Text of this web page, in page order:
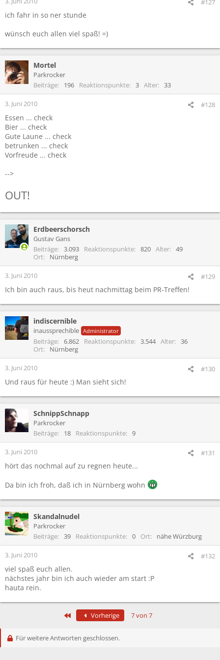
ich fahr in so ner stunde
wünsch euch allen viel spaß! =)
Mortel
Parkrocker
Beiträge
196 Reaktionspunkte 3 Alter 33
3. Juni 2010 #128
Essen ... check
Bier ... check
Gute Laune ... check
betrunken ... check
Vorfreude ... check
-->
OUT!
Erdbeerschorsch
Gustav Gans
Beiträge
3.093 Reaktionspunkte 820 Alter
49
Ort
Nürnberg
3. Juni 2010 #129
Ich bin auch raus, bis heut nachmittag beim PR-Treffen!
indiscernible
inaussprechible Administrator
Beiträge 6.862 Reaktionspunkte 3.544 Alter
36
Ort
Nürnberg
3. Juni 2010 #130
Und raus für heute :) Man sieht sich!
SchnippSchnapp
Parkrocker
Beiträge
18 Reaktionspunkte 9
3. Juni 2010 #131
hört das nochmal auf zu regnen heute...
Da bin ich froh, daß ich in Nürnberg wohn
Skandalnudel
Parkrocker
Beiträge
39 Reaktionspunkte 0 Ort nähe Würzburg
3. Juni 2010 #132
viel spaß euch allen.
nächstes jahr bin ich auch wieder am start :P
hauta rein.
Erste Vorherige 7 von 7
Für weitere Antworten geschlossen.